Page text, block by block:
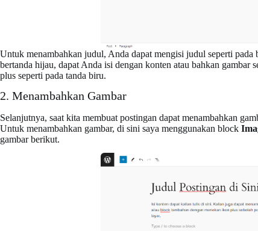
Untuk menambahkan judul, Anda dapat mengisi judul seperti
bertanda hijau, dapat Anda isi dengan konten atau bahkan
plus seperti pada tanda biru.
2. Menambahkan Gambar
Selanjutnya, saat kita membuat postingan dapat menambahkan
Untuk menambahkan gambar, di sini saya menggunakan block
gambar berikut.